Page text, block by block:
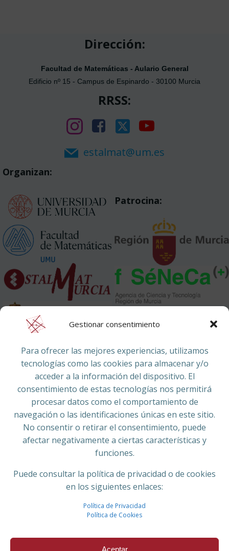
Gestionar consentimiento
Para ofrecer las mejores experiencias, utilizamos
tecnologías como las cookies para almacenar y/o
acceder a la información del dispositivo. El
consentimiento de estas tecnologías nos permitirá
procesar datos como el comportamiento de
navegación o las identificaciones únicas en este sitio.
No consentir o retirar el consentimiento, puede
afectar negativamente a ciertas características y
funciones.
Puede consultar la política de privacidad o de cookies
en los siguientes enlaces:
Política de Privacidad
Política de Cookies
Aceptar
Dirección:
Facultad de Matemáticas - Aulario General
Edificio nº 15 - Campus de Espinardo - 30100 Murcia
RRSS:
estalmat@um.es
Organizan:
Patrocina:
Colaboran:
El proyecto Estalmat Murcia está patrocinado desde su
creación en 2022 por laFundación Séneca
dependiente de laConsejería de Medioambiente,
mediante acciones colaborativas integradas en el